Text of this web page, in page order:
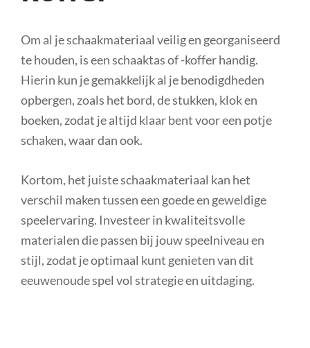
Om al je schaakmateriaal veilig en georganiseerd
te houden, is een schaaktas of -koffer handig.
Hierin kun je gemakkelijk al je benodigdheden
opbergen, zoals het bord, de stukken, klok en
boeken, zodat je altijd klaar bent voor een potje
schaken, waar dan ook.
Kortom, het juiste schaakmateriaal kan het
verschil maken tussen een goede en geweldige
speelervaring. Investeer in kwaliteitsvolle
materialen die passen bij jouw speelniveau en
stijl, zodat je optimaal kunt genieten van dit
eeuwenoude spel vol strategie en uitdaging.